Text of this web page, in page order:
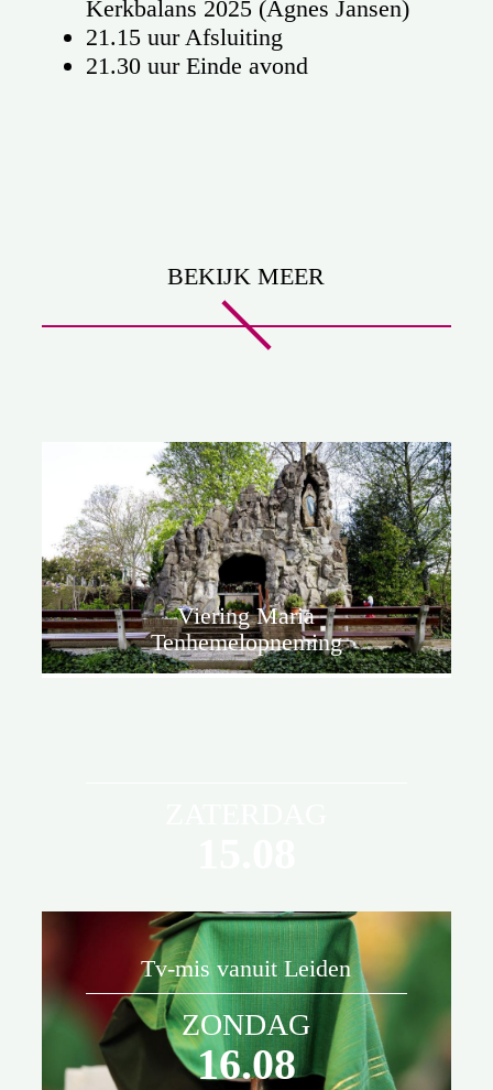
Kerkbalans 2025 (Agnes Jansen)
21.15 uur Afsluiting
21.30 uur Einde avond
BEKIJK MEER
Viering Maria
Tenhemelopneming
De viering is onderdeel van de
Laurentius estafette in het
jubileumjaar.
Tv-mis vanuit Leiden
ZONDAG
16.08